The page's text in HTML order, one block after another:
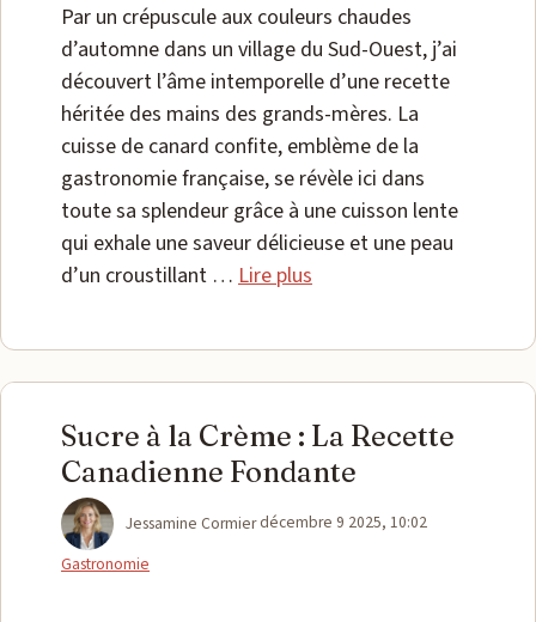
Par un crépuscule aux couleurs chaudes
d’automne dans un village du Sud-Ouest, j’ai
découvert l’âme intemporelle d’une recette
héritée des mains des grands-mères. La
cuisse de canard confite, emblème de la
gastronomie française, se révèle ici dans
toute sa splendeur grâce à une cuisson lente
qui exhale une saveur délicieuse et une peau
d’un croustillant … Lire plus
Sucre à la Crème : La Recette
Canadienne Fondante
Jessamine Cormierdécembre 9 2025, 10:02
Gastronomie